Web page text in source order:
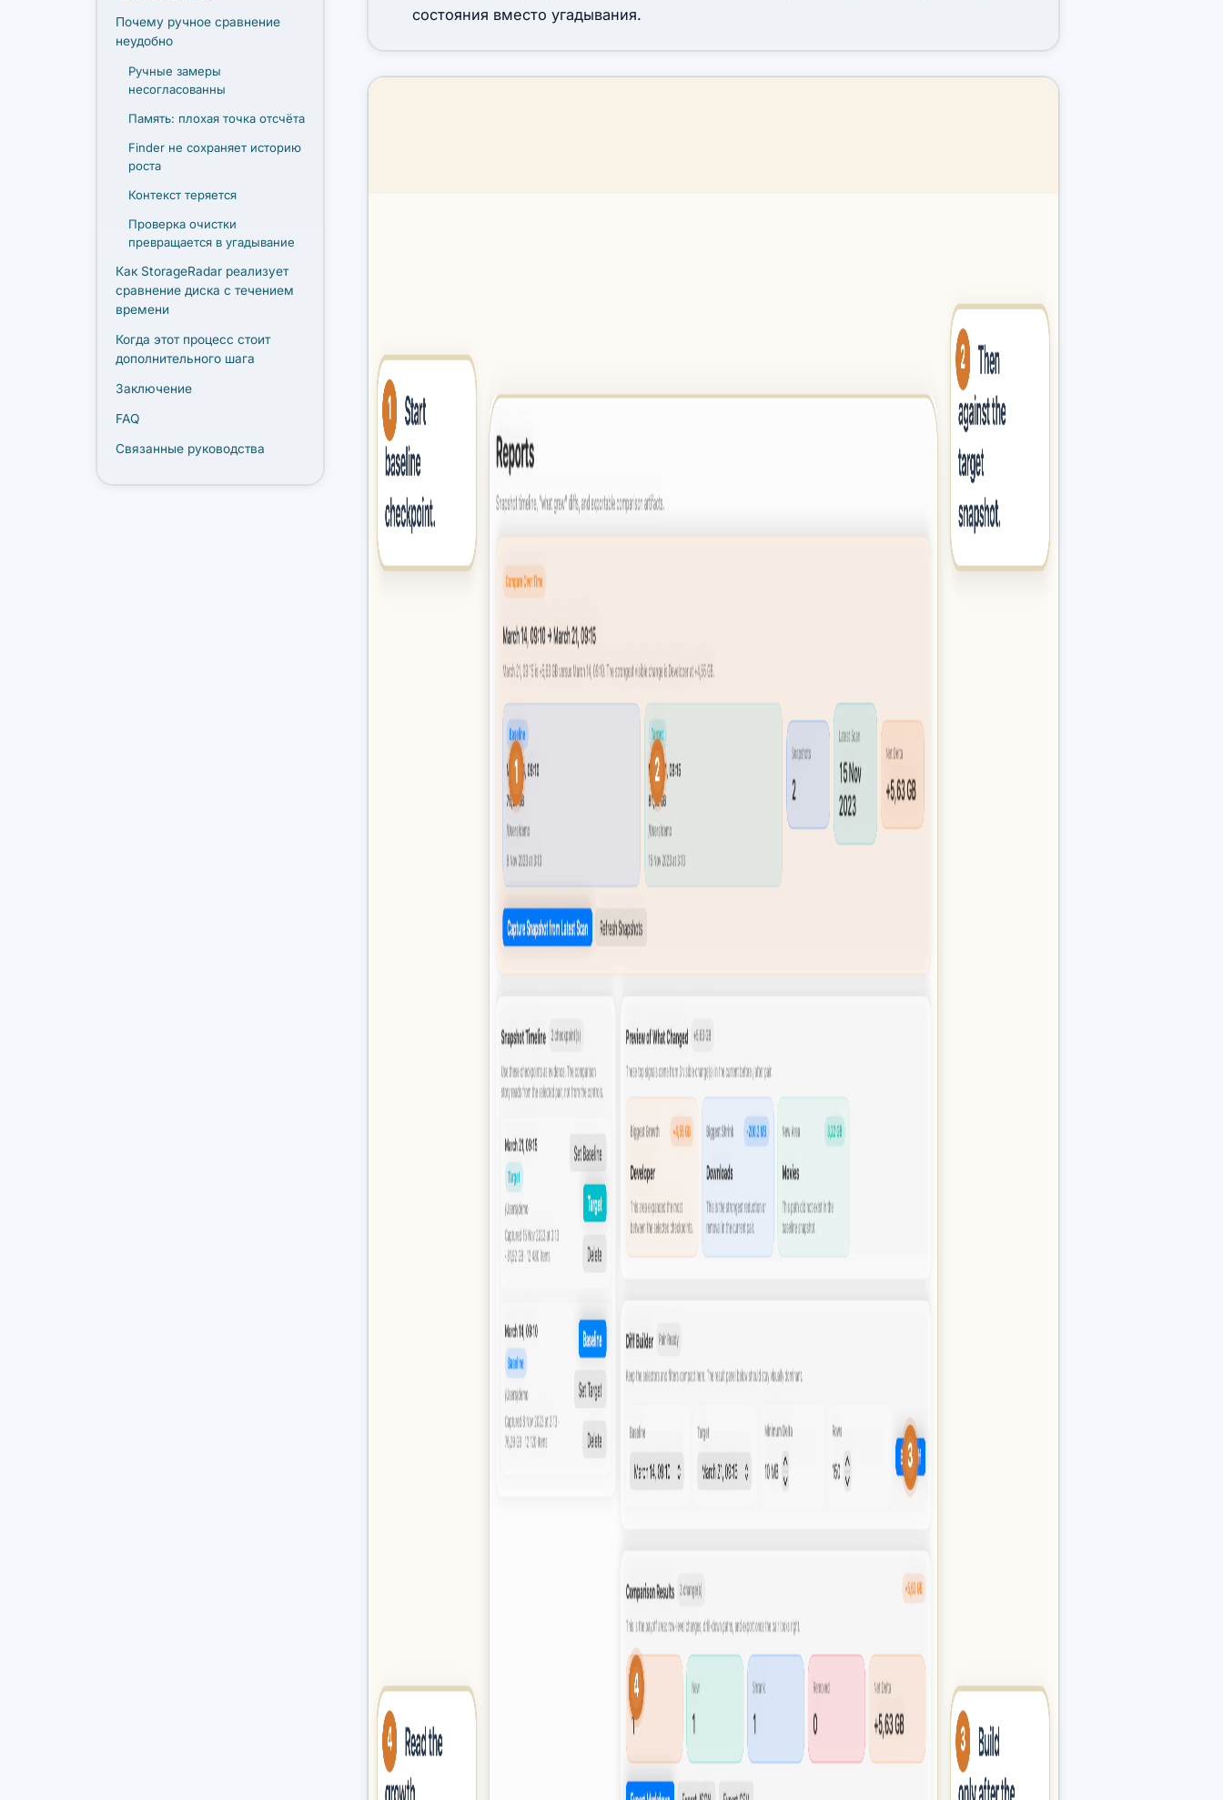
Почему ручное сравнение
неудобно
Ручные замеры
несогласованны
Память: плохая точка отсчёта
Finder не сохраняет историю
роста
Контекст теряется
Проверка очистки
превращается в угадывание
Как StorageRadar реализует
сравнение диска с течением
времени
Когда этот процесс стоит
дополнительного шага
Заключение
FAQ
Связанные руководства
состояния вместо угадывания.